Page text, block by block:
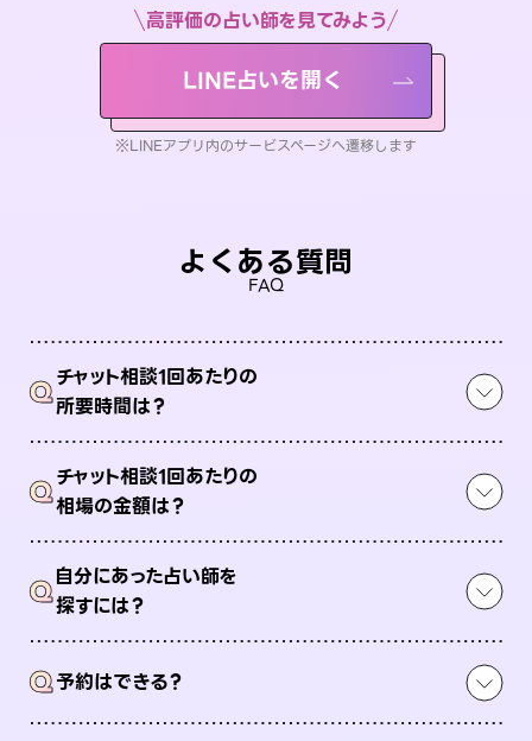
高評価の占い師を見てみよう
LINE占いを開く
※LINEアプリ内のサービスページへ遷移します
よくある質問
FAQ
Qチャット相談1回あたりの
所要時間は？
Qチャット相談1回あたりの
相場の金額は？
Q自分にあった占い師を
探すには？
Q予約はできる？